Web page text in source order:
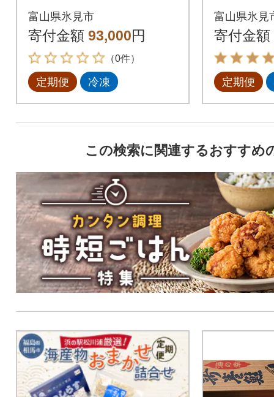
〆刺身・海の幸詰合＜
氷見ぶり・蛍いか・
のどぐろ入＞全4回
富山県氷見市
寄付金額 93,000円
（0件）
定期便 冷凍
14種!「
「一夜
お刺身
富山県氷見
寄付金額
定期便
この検索に関連するおすすめ